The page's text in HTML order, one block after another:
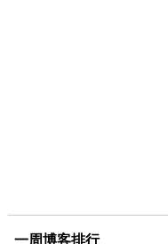
一周博客排行